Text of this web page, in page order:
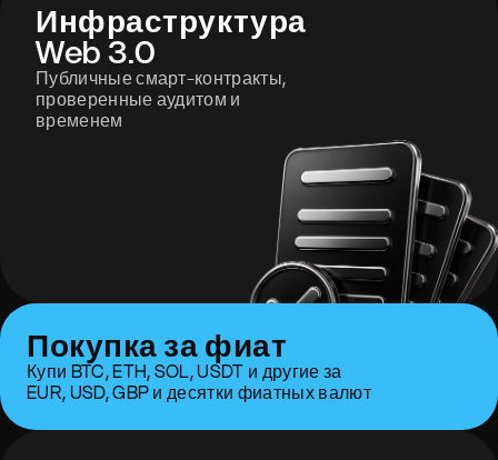
Инфраструктура
Web 3.0
Публичные смарт-контракты,
проверенные аудитом и
временем
Покупка за фиат
Купи BTC, ETH, SOL, USDT и другие за
EUR, USD, GBP и десятки фиатных валют